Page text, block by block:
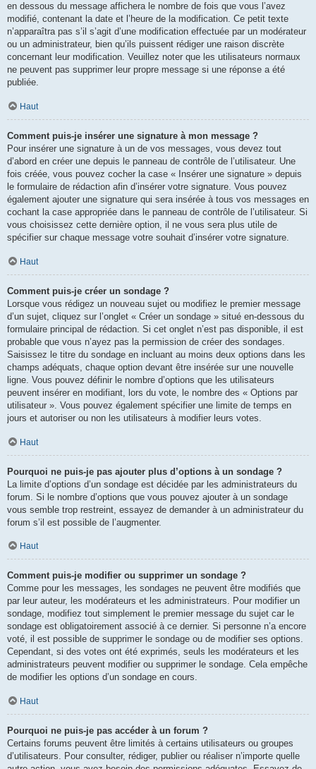
en dessous du message affichera le nombre de fois que vous l’avez
modifié, contenant la date et l’heure de la modification. Ce petit texte
n’apparaîtra pas s’il s’agit d’une modification effectuée par un modérateur
ou un administrateur, bien qu’ils puissent rédiger une raison discrète
concernant leur modification. Veuillez noter que les utilisateurs normaux
ne peuvent pas supprimer leur propre message si une réponse a été
publiée.
Haut
Comment puis-je insérer une signature à mon message ?
Pour insérer une signature à un de vos messages, vous devez tout
d’abord en créer une depuis le panneau de contrôle de l’utilisateur. Une
fois créée, vous pouvez cocher la case « Insérer une signature » depuis
le formulaire de rédaction afin d’insérer votre signature. Vous pouvez
également ajouter une signature qui sera insérée à tous vos messages en
cochant la case appropriée dans le panneau de contrôle de l’utilisateur. Si
vous choisissez cette dernière option, il ne vous sera plus utile de
spécifier sur chaque message votre souhait d’insérer votre signature.
Haut
Comment puis-je créer un sondage ?
Lorsque vous rédigez un nouveau sujet ou modifiez le premier message
d’un sujet, cliquez sur l’onglet « Créer un sondage » situé en-dessous du
formulaire principal de rédaction. Si cet onglet n’est pas disponible, il est
probable que vous n’ayez pas la permission de créer des sondages.
Saisissez le titre du sondage en incluant au moins deux options dans les
champs adéquats, chaque option devant être insérée sur une nouvelle
ligne. Vous pouvez définir le nombre d’options que les utilisateurs
peuvent insérer en modifiant, lors du vote, le nombre des « Options par
utilisateur ». Vous pouvez également spécifier une limite de temps en
jours et autoriser ou non les utilisateurs à modifier leurs votes.
Haut
Pourquoi ne puis-je pas ajouter plus d’options à un sondage ?
La limite d’options d’un sondage est décidée par les administrateurs du
forum. Si le nombre d’options que vous pouvez ajouter à un sondage
vous semble trop restreint, essayez de demander à un administrateur du
forum s’il est possible de l’augmenter.
Haut
Comment puis-je modifier ou supprimer un sondage ?
Comme pour les messages, les sondages ne peuvent être modifiés que
par leur auteur, les modérateurs et les administrateurs. Pour modifier un
sondage, modifiez tout simplement le premier message du sujet car le
sondage est obligatoirement associé à ce dernier. Si personne n’a encore
voté, il est possible de supprimer le sondage ou de modifier ses options.
Cependant, si des votes ont été exprimés, seuls les modérateurs et les
administrateurs peuvent modifier ou supprimer le sondage. Cela empêche
de modifier les options d’un sondage en cours.
Haut
Pourquoi ne puis-je pas accéder à un forum ?
Certains forums peuvent être limités à certains utilisateurs ou groupes
d’utilisateurs. Pour consulter, rédiger, publier ou réaliser n’importe quelle